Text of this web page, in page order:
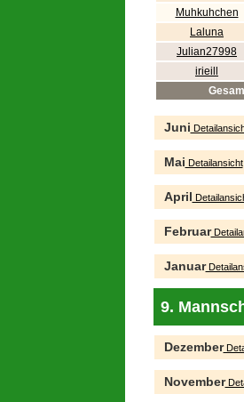
Muhkuhchen
Laluna
Julian27998
irieill
Juni
Mai Detailansicht
April
Februar
Januar
9.
Dezember
November